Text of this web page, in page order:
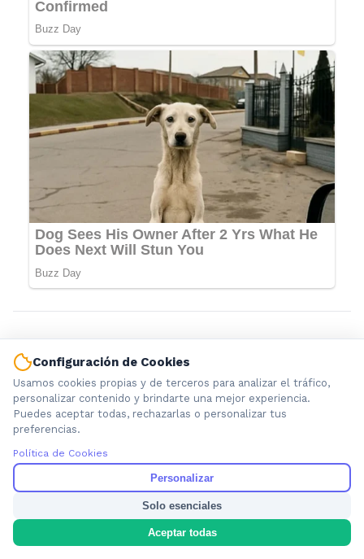
Información local que importa. Noticias de Ensenada, La
Plata y la provincia de Buenos Aires.
Configuración de Cookies
Usamos cookies propias y de terceros para analizar el tráfico,
personalizar contenido y brindarte una mejor experiencia.
Puedes aceptar todas, rechazarlas o personalizar tus
preferencias.
Política de Cookies
Personalizar
Solo esenciales
Aceptar todas